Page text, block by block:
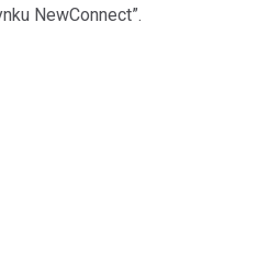
NewConnect”.